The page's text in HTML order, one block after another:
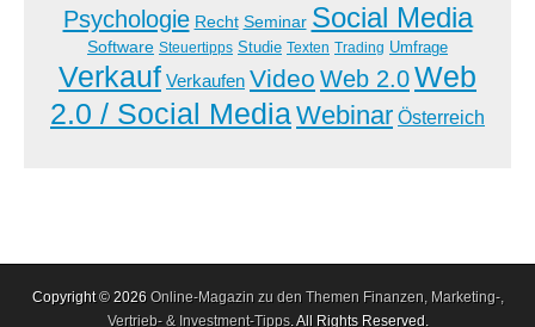
Psychologie Recht Seminar Social Media
Software Steuertipps Studie Texten Trading Umfrage
Verkauf Verkaufen Video Web 2.0Web
2.0 / Social MediaWebinar Österreich
Copyright © 2026 Online-Magazin zu den Themen Finanzen, Marketing-,
Vertrieb- & Investment-Tipps. All Rights Reserved.